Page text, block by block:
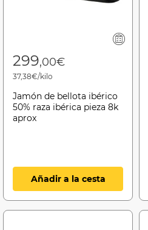
299,00€
37,38€/kilo
Jamón de bellota ibérico
50% raza ibérica pieza 8k
aprox
Añadir a la cesta